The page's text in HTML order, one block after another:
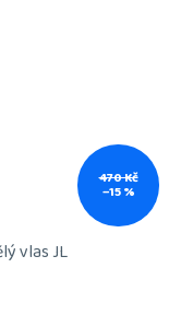
470 Kč
–15 %
vlas JL